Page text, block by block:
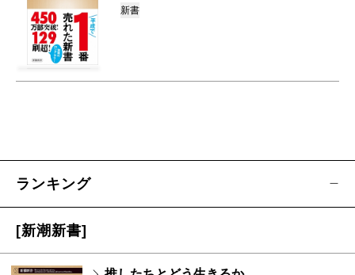
新書
ランキング
[新潮新書]